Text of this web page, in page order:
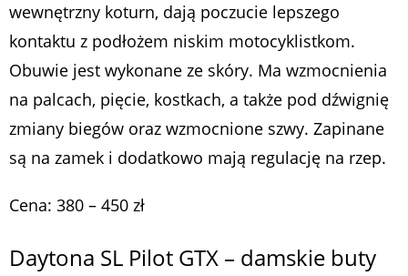
wewnętrzny koturn, dają poczucie lepszego
kontaktu z podłożem niskim motocyklistkom.
Obuwie jest wykonane ze skóry. Ma wzmocnienia
na palcach, pięcie, kostkach, a także pod dźwignię
zmiany biegów oraz wzmocnione szwy. Zapinane
są na zamek i dodatkowo mają regulację na rzep.
Cena: 380 – 450 zł
Daytona SL Pilot GTX – damskie buty